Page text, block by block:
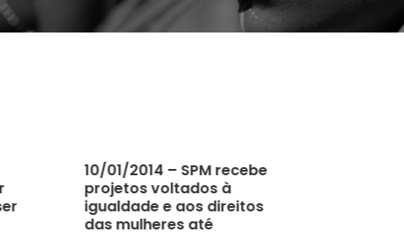
10/01/2014 – SPM recebe
projetos voltados à
igualdade e aos direitos
das mulheres até